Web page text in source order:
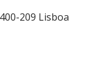
209 Lisboa